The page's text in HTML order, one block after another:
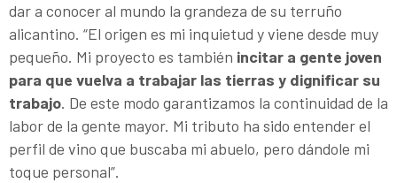
dar a conocer al mundo la grandeza de su terruño
alicantino. “El origen es mi inquietud y viene desde muy
pequeño. Mi proyecto es también incitar a gente joven
para que vuelva a trabajar las tierras y dignificar su
trabajo. De este modo garantizamos la continuidad de la
labor de la gente mayor. Mi tributo ha sido entender el
perfil de vino que buscaba mi abuelo, pero dándole mi
toque personal”.